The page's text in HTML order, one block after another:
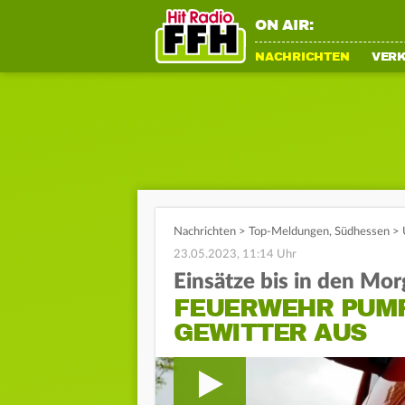
ON AIR:
NACHRICHTEN
Nachrichten > Top-Meldungen, Südhessen >
23.05.2023, 11:14 Uhr
Einsätze bis in den
FEUERWEHR
GEWITTER AUS